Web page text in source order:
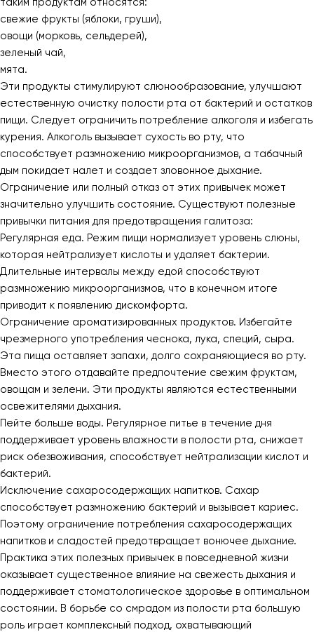
таким продуктам относятся:
свежие фрукты (яблоки, груши),
овощи (морковь, сельдерей),
зеленый чай,
мята.
Эти продукты стимулируют слюнообразование, улучшают
естественную очистку полости рта от бактерий и остатков
пищи. Следует ограничить потребление алкоголя и избегать
курения. Алкоголь вызывает сухость во рту, что
способствует размножению микроорганизмов, а табачный
дым покидает налет и создает зловонное дыхание.
Ограничение или полный отказ от этих привычек может
значительно улучшить состояние. Существуют полезные
привычки питания для предотвращения галитоза:
Регулярная еда. Режим пищи нормализует уровень слюны,
которая нейтрализует кислоты и удаляет бактерии.
Длительные интервалы между едой способствуют
размножению микроорганизмов, что в конечном итоге
приводит к появлению дискомфорта.
Ограничение ароматизированных продуктов. Избегайте
чрезмерного употребления чеснока, лука, специй, сыра.
Эта пища оставляет запахи, долго сохраняющиеся во рту.
Вместо этого отдавайте предпочтение свежим фруктам,
овощам и зелени. Эти продукты являются естественными
освежителями дыхания.
Пейте больше воды. Регулярное питье в течение дня
поддерживает уровень влажности в полости рта, снижает
риск обезвоживания, способствует нейтрализации кислот и
бактерий.
Исключение сахаросодержащих напитков. Сахар
способствует размножению бактерий и вызывает кариес.
Поэтому ограничение потребления сахаросодержащих
напитков и сладостей предотвращает вонючее дыхание.
Практика этих полезных привычек в повседневной жизни
оказывает существенное влияние на свежесть дыхания и
поддерживает стоматологическое здоровье в оптимальном
состоянии. В борьбе со смрадом из полости рта большую
роль играет комплексный подход, охватывающий